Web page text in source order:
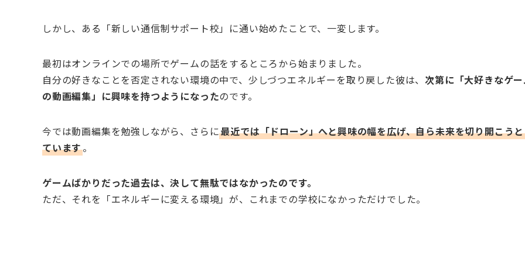
しかし、ある「新しい通信制サポート校」に通い始めたことで、一変します。
最初はオンラインでの場所でゲームの話をするところから始まりました。
自分の好きなことを否定されない環境の中で、少しづつエネルギーを取り戻した彼は、 次第に「大好きなゲ
の動画編集」に興味を持つようになったのです。
今では動画編集を勉強しながら、さらに最近では「ドローン」へと興味の幅を広げ、自ら未来を切り開こう
ています。
ゲームばかりだった過去は、決して無駄ではなかったのです。
ただ、それを「エネルギーに変える環境」が、これまでの学校になかっただけでした。